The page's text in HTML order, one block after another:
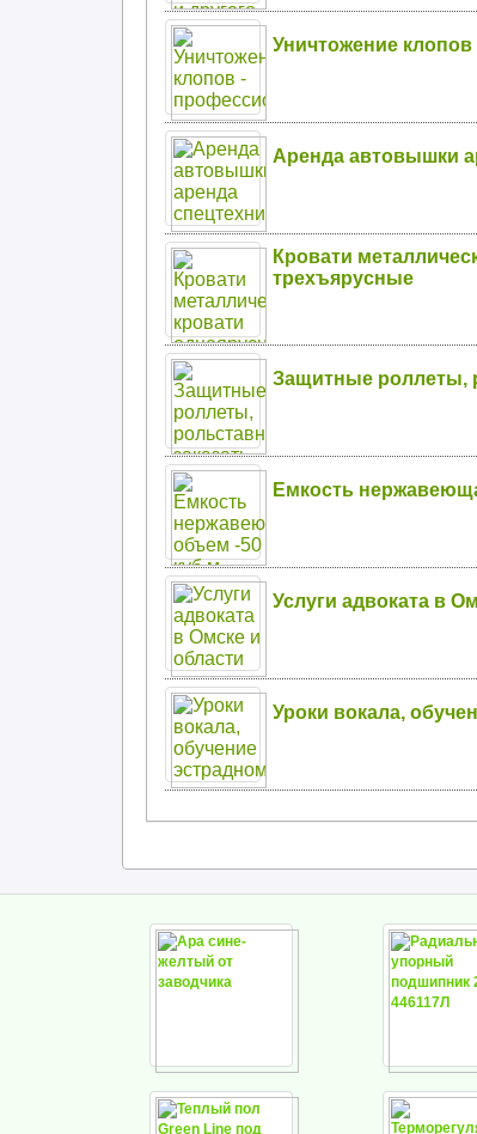
Уничтожение
Аренда автовышки
Кровати
трехъярусные
Защитные роллеты,
Емкость
Услуги адвоката в
Уроки вокала,